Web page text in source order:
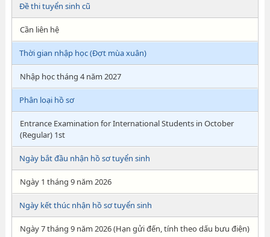
Đề thi tuyển sinh cũ
Cần liên hệ
Thời gian nhập học (Đợt mùa xuân)
Nhập học tháng 4 năm 2027
Phân loại hồ sơ
Entrance Examination for International Students in October
(Regular) 1st
Ngày bắt đầu nhận hồ sơ tuyển sinh
Ngày 1 tháng 9 năm 2026
Ngày kết thúc nhận hồ sơ tuyển sinh
Ngày 7 tháng 9 năm 2026 (Hạn gửi đến, tính theo dấu bưu điện)